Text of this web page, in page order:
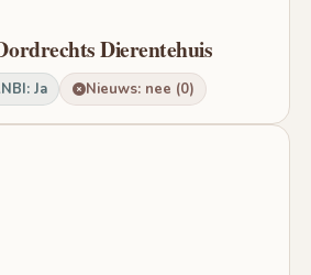
Dierentehuis
Ja Nieuws: nee (0)